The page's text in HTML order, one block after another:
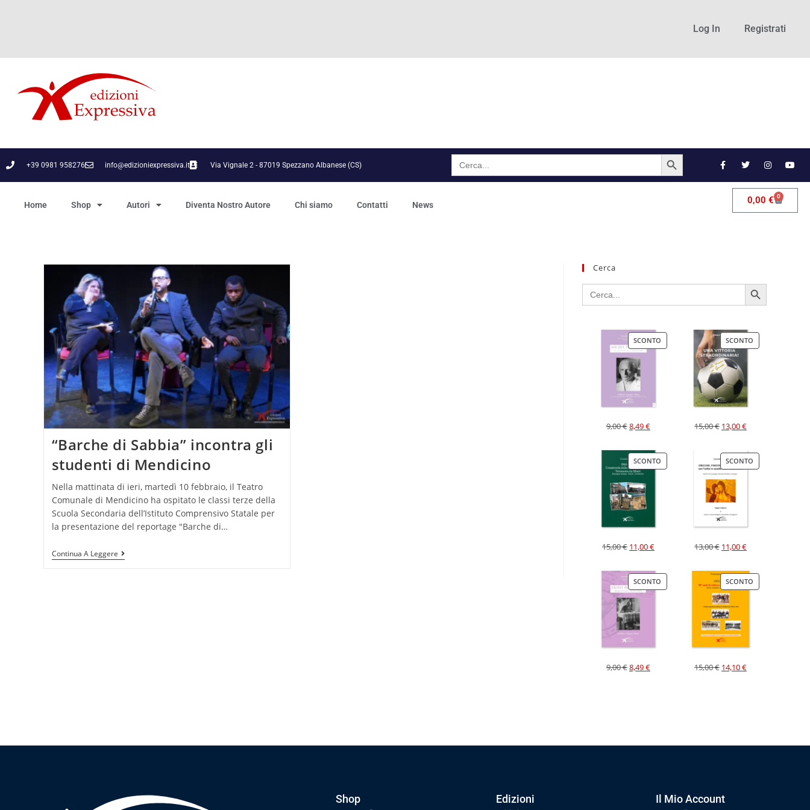
Log In Registrati
+39 0981 958276 info@edizioniexpressiva.it Via Vignale 2 - 87019 Spezzano Albanese (CS)
Search
for:
SEARCH BUTTON
Home Shop Autori Diventa Nostro Autore Chi siamo Contatti News 0,00 € 0
“Barche di Sabbia” incontra gli
studenti di Mendicino
Nella mattinata di ieri, martedì 10 febbraio, il Teatro
Comunale di Mendicino ha ospitato le classi terze della
Scuola Secondaria dell’Istituto Comprensivo Statale per
la presentazione del reportage "Barche di…
Continua A Leggere
Cerca
Search
for:
SEARCH BUTTON
SCONTO
9,00€8,49€
SCONTO
15,00€ 13,00€
SCONTO
15,00€ 11,00€
SCONTO
13,00€ 11,00€
SCONTO
9,00€8,49€
SCONTO
15,00€ 14,10€
Shop Edizioni Il Mio Account